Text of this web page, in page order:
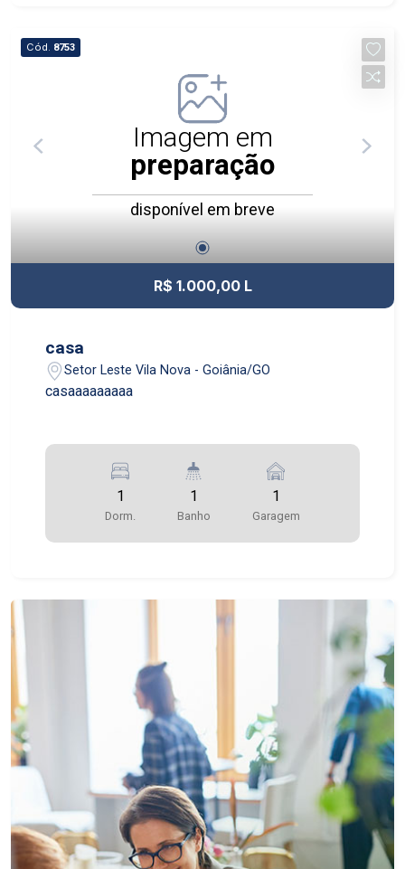
Cód. 8753
Imagem em
preparação
disponível em breve
R$ 1.000,00 L
casa
Setor Leste Vila Nova - Goiânia/GO
casaaaaaaaaa
1
Dorm.
1
Banho
1
Garagem